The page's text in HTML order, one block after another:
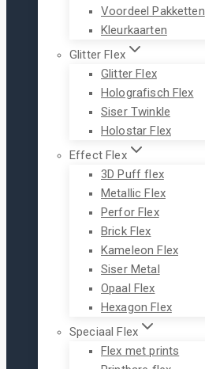
Voordeel Pakketten
Kleurkaarten
Glitter Flex
Glitter Flex
Holografisch Flex
Siser Twinkle
Holostar Flex
Effect Flex
3D Puff flex
Metallic Flex
Perfor Flex
Brick Flex
Kameleon Flex
Siser Metal
Opaal Flex
Hexagon Flex
Speciaal Flex
Flex met prints